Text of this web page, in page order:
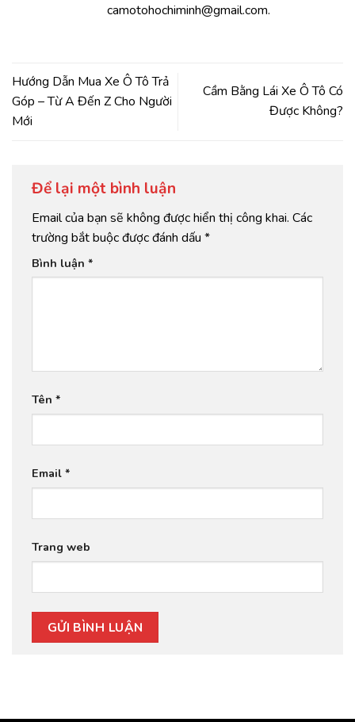
camotohochiminh@gmail.com.
Hướng Dẫn Mua Xe Ô Tô Trả
Góp – Từ A Đến Z Cho Người
Mới
Cầm Bằng Lái Xe Ô Tô Có
Được Không?
Để lại một bình luận
Email của bạn sẽ không được hiển thị công khai. Các
trường bắt buộc được đánh dấu *
Bình luận *
Tên *
Email *
Trang web